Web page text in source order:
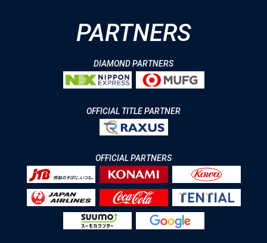
PARTNERS
DIAMOND PARTNERS
OFFICIAL TITLE PARTNER
OFFICIAL PARTNERS